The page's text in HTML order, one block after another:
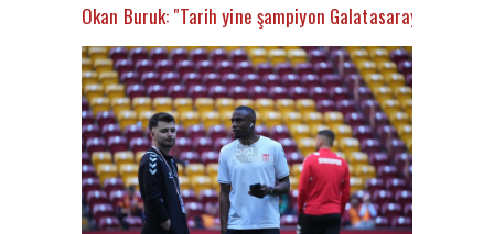
Okan Buruk: "Tarih yine şampiyon Galatasaray’ı